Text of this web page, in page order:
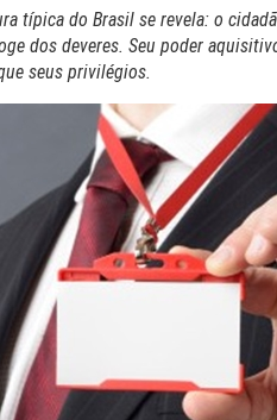
típica do Brasil se revela: o
dos deveres. Seu poder
seus privilégios.